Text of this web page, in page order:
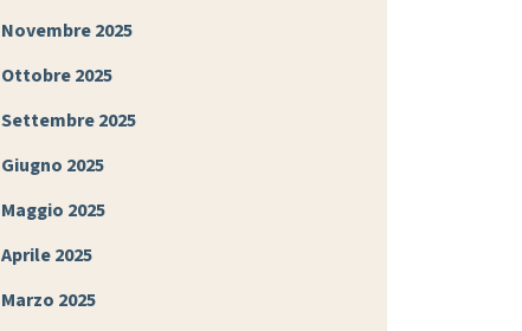
Novembre 2025
Ottobre 2025
Settembre 2025
Giugno 2025
Maggio 2025
Aprile 2025
Marzo 2025